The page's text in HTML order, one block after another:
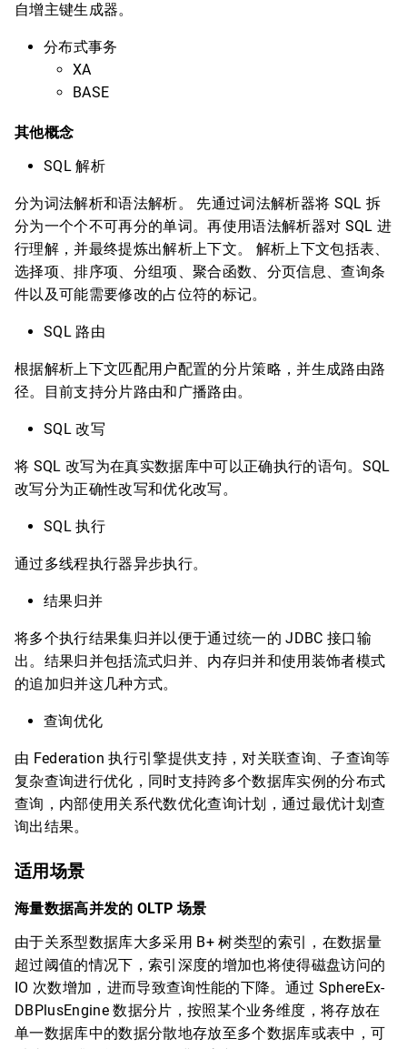
自增主键生成器。
分布式事务
XA
BASE
其他概念
SQL 解析
分为词法解析和语法解析。 先通过词法解析器将 SQL 拆
分为一个个不可再分的单词。再使用语法解析器对 SQL 进
行理解，并最终提炼出解析上下文。 解析上下文包括表、
选择项、排序项、分组项、聚合函数、分页信息、查询条
件以及可能需要修改的占位符的标记。
SQL 路由
根据解析上下文匹配用户配置的分片策略，并生成路由路
径。目前支持分片路由和广播路由。
SQL 改写
将 SQL 改写为在真实数据库中可以正确执行的语句。SQL
改写分为正确性改写和优化改写。
SQL 执行
通过多线程执行器异步执行。
结果归并
将多个执行结果集归并以便于通过统一的 JDBC 接口输
出。结果归并包括流式归并、内存归并和使用装饰者模式
的追加归并这几种方式。
查询优化
由 Federation 执行引擎提供支持，对关联查询、子查询等
复杂查询进行优化，同时支持跨多个数据库实例的分布式
查询，内部使用关系代数优化查询计划，通过最优计划查
询出结果。
适用场景
海量数据高并发的 OLTP 场景
由于关系型数据库大多采用 B+ 树类型的索引，在数据量
超过阈值的情况下，索引深度的增加也将使得磁盘访问的
IO 次数增加，进而导致查询性能的下降。通过 SphereEx-
DBPlusEngine 数据分片，按照某个业务维度，将存放在
单一数据库中的数据分散地存放至多个数据库或表中，可